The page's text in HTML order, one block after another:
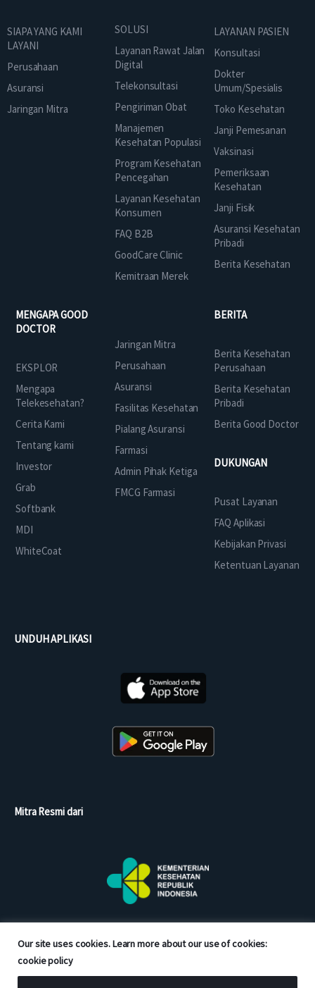
Our site uses cookies. Learn more about our use of cookies:
cookie policy
SIAPA YANG KAMI
LAYANI
Perusahaan
Asuransi
Jaringan Mitra
SOLUSI
Layanan Rawat Jalan
Digital
Telekonsultasi
Pengiriman Obat
Manajemen
Kesehatan Populasi
Program Kesehatan
Pencegahan
Layanan Kesehatan
Konsumen
FAQ B2B
GoodCare Clinic
Kemitraan Merek
LAYANAN PASIEN
Konsultasi
Dokter
Umum/Spesialis
Toko Kesehatan
Janji Pemesanan
Vaksinasi
Pemeriksaan
Kesehatan
Janji Fisik
Asuransi Kesehatan
Pribadi
Berita Kesehatan
MENGAPA GOOD
DOCTOR
EKSPLOR
Mengapa
Telekesehatan?
Cerita Kami
Tentang kami
Investor
Grab
Softbank
MDI
WhiteCoat
Jaringan Mitra
Perusahaan
Asuransi
Fasilitas Kesehatan
Pialang Asuransi
Farmasi
Admin Pihak Ketiga
FMCG Farmasi
BERITA
Berita Kesehatan
Perusahaan
Berita Kesehatan
Pribadi
Berita Good Doctor
DUKUNGAN
Pusat Layanan
FAQ Aplikasi
Kebijakan Privasi
Ketentuan Layanan
UNDUH APLIKASI
Mitra Resmi dari